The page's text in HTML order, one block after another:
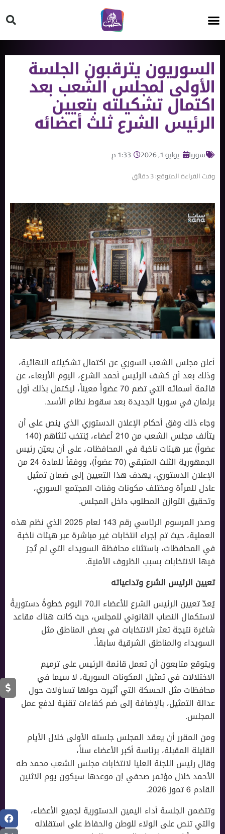
السوريون يترقبون الجلسة
الأولى لمجلس الشعب بعد
اكتمال تشكيلته بتعيين
الرئيس الشرع ثلث أعضائه
سوريا يوليو 1, 2026 1:33 م
وقت القراءة المتوقع:3دقائق
أعلن مجلس الشعب السوري عن اكتمال تشكيلته النهائية،
وذلك بعد أن كشف الرئيس أحمد الشرع، اليوم الأربعاء، عن
قائمة أسمائه التي تضم 70 عضواً معيناً، ليكتمل بذلك أول
برلمان في سوريا الجديدة بعد سقوط نظام الأسد.
وجاء ذلك وفق أحكام الإعلان الدستوري الذي ينص على أن
يتألف مجلس الشعب من 210 أعضاء، يُنتخب ثلثاهم (140
عضواً) عبر هيئات ناخبة في المحافظات، على أن يعيّن رئيس
الجمهورية الثلث المتبقي (70 عضواً)، ووفقاً للمادة 24 من
الإعلان الدستوري، يهدف هذا التعيين إلى ضمان تمثيل
عادل للمرأة ومختلف مكونات وفئات المجتمع السوري،
وتحقيق التوازن المطلوب داخل المجلس.
وصدر المرسوم الرئاسي رقم 143 لعام 2025 الذي نظم هذه
العملية، حيث تم إجراء انتخابات غير مباشرة عبر هيئات ناخبة
في المحافظات، باستثناء محافظة السويداء التي لم تُجرَ
فيها الانتخابات بسبب الظروف الأمنية.
تعيين الرئيس الشرع وتداعياته
يُعدّ تعيين الرئيس الشرع للأعضاء الـ70 اليوم خطوةً دستوريةً
لاستكمال النصاب القانوني للمجلس، حيث كانت هناك مقاعد
شاغرة نتيجة تعثر الانتخابات في بعض المناطق مثل
السويداء والمناطق الشرقية سابقاً.
ويتوقع متابعون أن تعمل قائمة الرئيس على ترميم
الاختلالات في تمثيل المكونات السورية، لا سيما في
محافظات مثل الحسكة التي أثيرت حولها تساؤلات حول
عدالة التمثيل، بالإضافة إلى ضم كفاءات تقنية لدفع عمل
المجلس.
ومن المقرر أن يعقد المجلس جلسته الأولى خلال الأيام
القليلة المقبلة، برئاسة أكبر الأعضاء سناً،
وقال رئيس اللجنة العليا لانتخابات مجلس الشعب محمد طه
الأحمد خلال مؤتمر صحفي إن موعدها سيكون يوم الاثنين
القادم 6 تموز 2026.
وتتضمن الجلسة أداء اليمين الدستورية لجميع الأعضاء،
والتي تنص على الولاء للوطن والحفاظ على استقلاله